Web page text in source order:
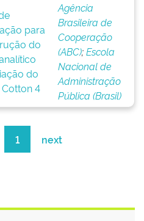
para
do
do
4
Agência
Brasileira de
Cooperação
(ABC);Escola
Nacional de
Administração
Pública (Brasil)
1 next